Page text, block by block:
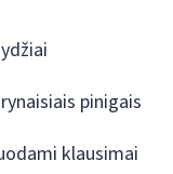
pinigais
klausimai